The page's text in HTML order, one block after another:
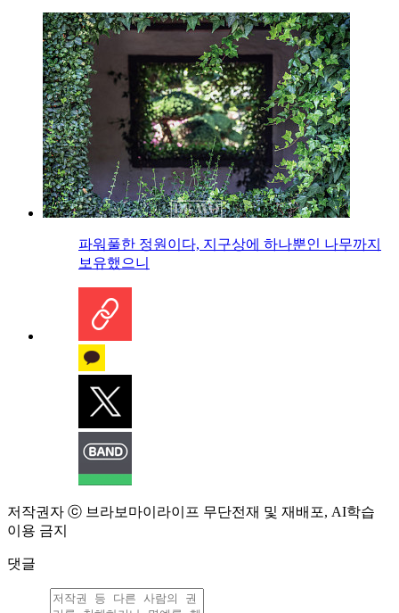
파워풀한 정원이다, 지구상에 하나뿐인 나무까지
보유했으니
저작권자 ⓒ 브라보마이라이프 무단전재 및 재배포, AI학습
이용 금지
댓글